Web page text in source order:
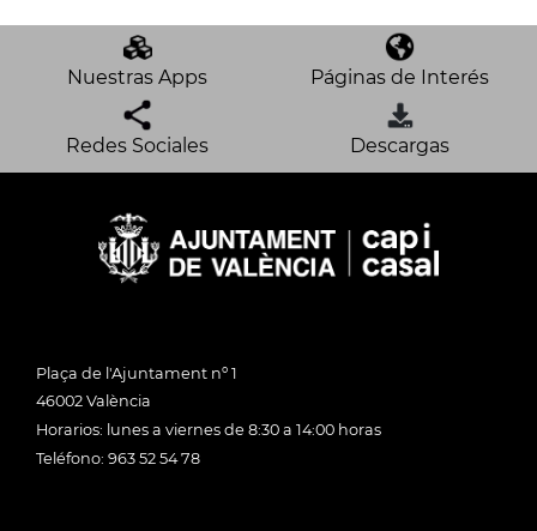
Nuestras Apps Páginas de Interés
Redes Sociales Descargas
Plaça de l'Ajuntament nº 1
46002 València
Horarios: lunes a viernes de 8:30 a 14:00 horas
Teléfono: 963 52 54 78